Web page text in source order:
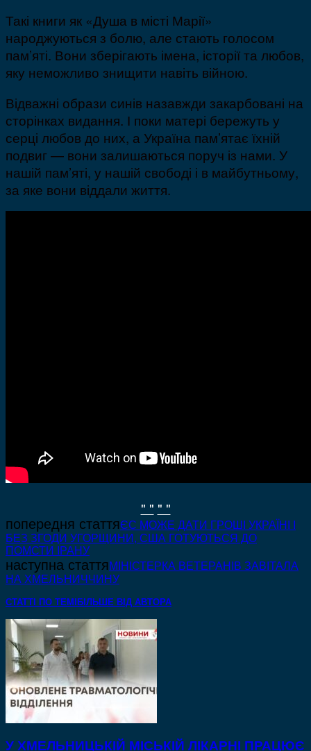
Такі книги як «Душа в місті Марії»
народжуються з болю, але стають голосом
пам’яті. Вони зберігають імена, історії та любов,
яку неможливо знищити навіть війною.
Відважні образи синів назавжди закарбовані на
сторінках видання. І поки матері бережуть у
серці любов до них, а Україна пам’ятає їхній
подвиг — вони залишаються поруч із нами. У
нашій пам’яті, у нашій свободі і в майбутньому,
за яке вони віддали життя.
" " " "
попередня статтяЄС МОЖЕ ДАТИ ГРОШІ УКРАЇНІ І
БЕЗ ЗГОДИ УГОРЩИНИ, США ГОТУЮТЬСЯ ДО
ПОМСТИ ІРАНУ
наступна статтяМІНІСТЕРКА ВЕТЕРАНІВ ЗАВІТАЛА
НА ХМЕЛЬНИЧЧИНУ
СТАТТІ ПО ТЕМІ БІЛЬШЕ ВІД АВТОРА
У ХМЕЛЬНИЦЬКІЙ МІСЬКІЙ ЛІКАРНІ ПРАЦЮЄ